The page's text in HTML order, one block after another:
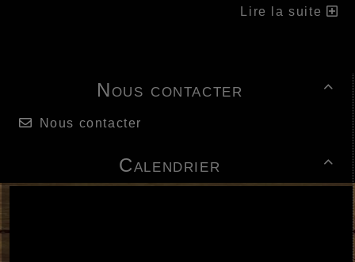

Nous contacter
Nous contacter

Calendrier
Lire la suite